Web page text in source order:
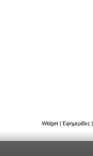
Widget| Εφημερίδες|